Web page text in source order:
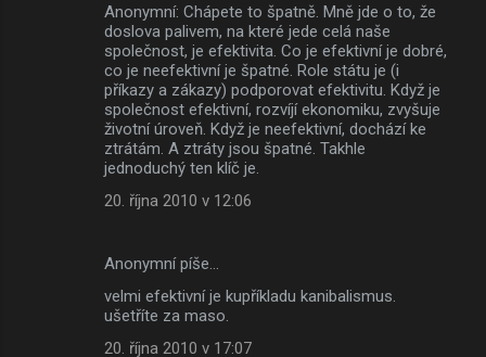
Anonymní: Chápete to špatně. Mně jde o to, že
doslova palivem, na které jede celá naše
společnost, je efektivita. Co je efektivní je dobré,
co je neefektivní je špatné. Role státu je (i
příkazy a zákazy) podporovat efektivitu. Když je
společnost efektivní, rozvíjí ekonomiku, zvyšuje
životní úroveň. Když je neefektivní, dochází ke
ztrátám. A ztráty jsou špatné. Takhle
jednoduchý ten klíč je.
20. října 2010 v 12:06
Anonymní píše…
velmi efektivní je kupříkladu kanibalismus.
ušetříte za maso.
20. října 2010 v 17:07